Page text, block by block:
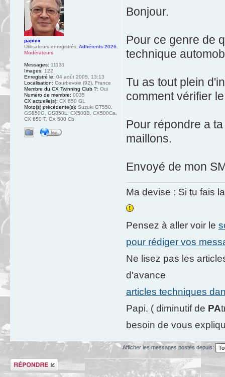
Bonjour.
Pour ce genre de
technique
Tu as tout plein
comment vérifier
Pour répondre a
maillons.
Envoyé de mon
Ma devise : Si tu fais
Pensez à aller voir le
pour rédiger vos
Ne lisez pas les
d'avance
articles techniques
Papi. ( diminutif de PA
besoin de vous
papicx
Utilisateurs enregistrés, Adhérents 2026,
Modérateurs
Messages: 11131
Images: 122
Enregistré le: 04 août 2005, 13:13
Localisation: Courbevoie (92), France
Membre du CX Twinning Club ?: Oui
Numéro de membre: 0035
CX actuelle(s): CX 650 GL
Moto(s) précédente(s): Suzuki GT550,
GS850G, GS850L, CX500B, CX500Ca,
CX 650 T, CX 500 Cb
Afficher les messages postés depuis:
Répondre